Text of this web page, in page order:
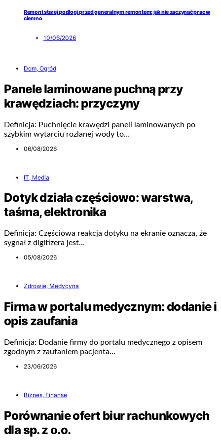
Remont starej podłogi przed generalnym remontem: jak nie zaczynać prac w
ciemno
10/06/2026
Dom, Ogród
Panele laminowane puchną przy
krawędziach: przyczyny
Definicja: Puchnięcie krawędzi paneli laminowanych po
szybkim wytarciu rozlanej wody to…
06/08/2026
IT, Media
Dotyk działa częściowo: warstwa,
taśma, elektronika
Definicja: Częściowa reakcja dotyku na ekranie oznacza, że
sygnał z digitizera jest…
05/08/2026
Zdrowie, Medycyna
Firma w portalu medycznym: dodanie i
opis zaufania
Definicja: Dodanie firmy do portalu medycznego z opisem
zgodnym z zaufaniem pacjenta…
23/06/2026
Biznes, Finanse
Porównanie ofert biur rachunkowych
dla sp. z o.o.